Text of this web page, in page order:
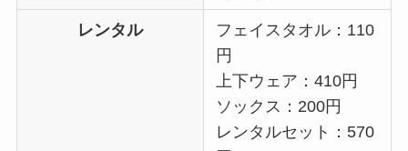
レンタル
フェイスタオル：110
円
上下ウェア：410円
ソックス：200円
レンタルセット：570